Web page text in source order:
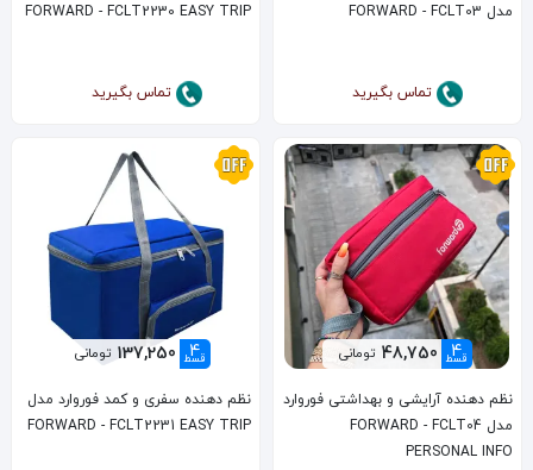
مدل FORWARD - FCLT03
تماس بگیرید
FORWARD - FCLT2230 EASY TRIP
تماس بگیرید
4
قسط 48,750 تومانی
نظم دهنده آرایشی و بهداشتی فوروارد
مدل FORWARD - FCLT04
PERSONAL INFO
4
قسط 137,250 تومانی
نظم دهنده سفری و کمد فوروارد مدل
FORWARD - FCLT2231 EASY TRIP